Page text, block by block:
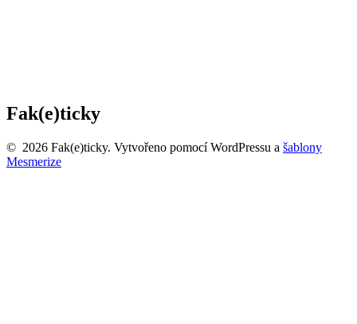
Fak(e)ticky
© 2026 Fak(e)ticky. Vytvořeno pomocí WordPressu a šablony
Mesmerize